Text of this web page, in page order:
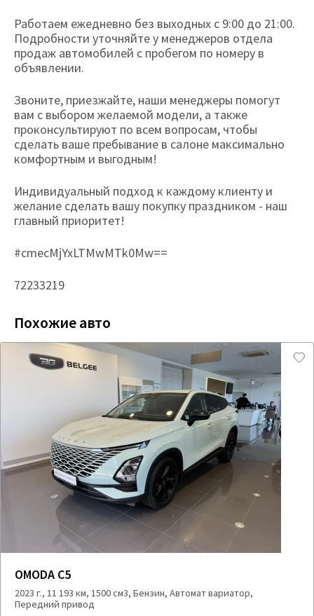
Работаем ежедневно без выходных с 9:00 до 21:00.
Подробности уточняйте у менеджеров отдела
продаж автомобилей с пробегом по номеру в
объявлении.
Звоните, приезжайте, наши менеджеры помогут
вам с выбором желаемой модели, а также
проконсультируют по всем вопросам, чтобы
сделать ваше пребывание в салоне максимально
комфортным и выгодным!
Индивидуальный подход к каждому клиенту и
желание сделать вашу покупку праздником - наш
главный приоритет!
#cmecMjYxLTMwMTk0Mw==
72233219
Похожие авто
OMODA C5
2023 г., 11 193 км, 1500 см3, Бензин, Автомат вариатор,
Передний привод